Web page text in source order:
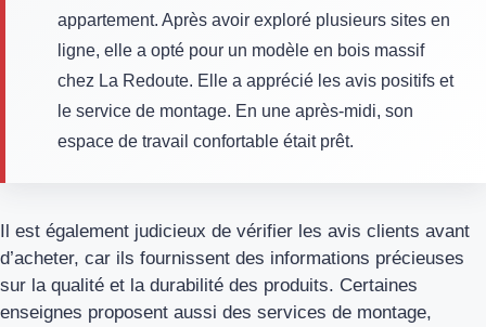
appartement. Après avoir exploré plusieurs sites en
ligne, elle a opté pour un modèle en bois massif
chez La Redoute. Elle a apprécié les avis positifs et
le service de montage. En une après-midi, son
espace de travail confortable était prêt.
Il est également judicieux de vérifier les avis clients avant
d’acheter, car ils fournissent des informations précieuses
sur la qualité et la durabilité des produits. Certaines
enseignes proposent aussi des services de montage,